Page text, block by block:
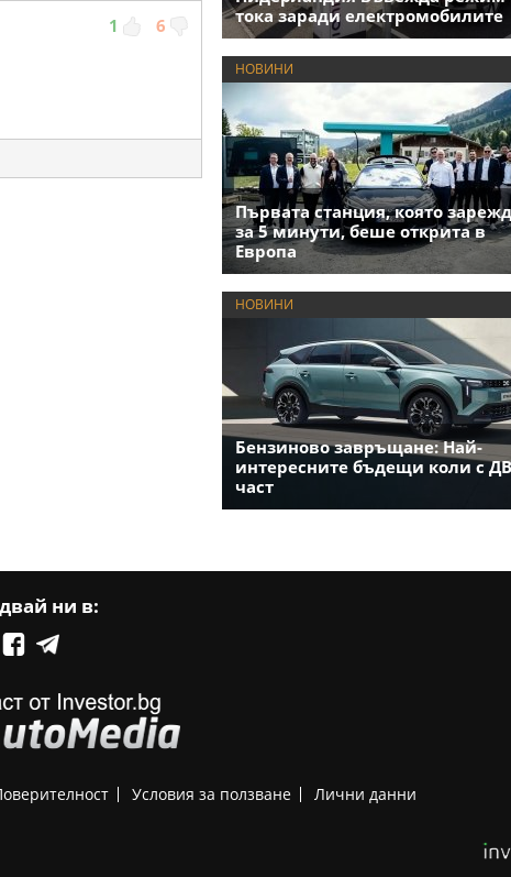
1 6
тока заради електромобилите
НОВИНИ
Първата станция, която
за 5 минути, беше открита в
Европа
НОВИНИ
Бензиново завръщане: Най-
интересните бъдещи коли с
част
ни в:
Условия за ползване Лични данни